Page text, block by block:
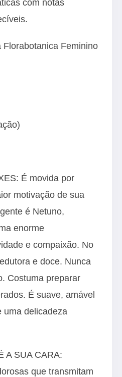
com notas
Florabotanica Feminino
É movida por
motivação de sua
é Netuno,
enorme
e compaixão. No
e doce. Nunca
Costuma preparar
É suave, amável
uma delicadeza
A SUA CARA:
que transmitam